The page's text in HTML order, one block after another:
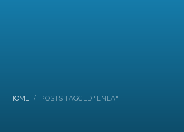
HOME POSTS TAGGED "ENEA"